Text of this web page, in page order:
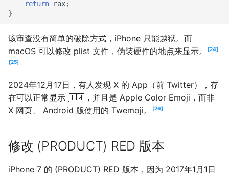
return
rax;
}
该审查没有简单的破除方式，iPhone 只能越狱。而
macOS 可以修改 plist 文件，伪装硬件的地点来显示。
24
25
2024年12月17日，有人发现 X 的 App（前 Twitter），存
在可以正常显示 🇹🇼，并且是 Apple Color Emoji，而非
X 网页、 Android 版使用的 Twemoji。
26
修改 (PRODUCT) RED 版本
iPhone 7 的 (PRODUCT) RED 版本，因为 2017年1月1日